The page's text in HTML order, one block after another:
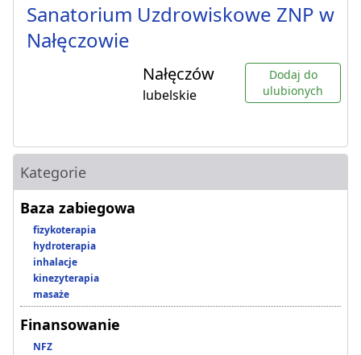
Sanatorium Uzdrowiskowe ZNP w
Nałęczowie
Nałęczów
lubelskie
Dodaj do
ulubionych
Kategorie
Baza zabiegowa
fizykoterapia
hydroterapia
inhalacje
kinezyterapia
masaże
Finansowanie
NFZ